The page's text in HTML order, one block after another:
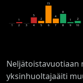
1
1
2
3
5
4
2
5
15
6
4
7
8
8
1
9
2
10
Neljätoistavuotiaan
yksinhuoltajaäiti